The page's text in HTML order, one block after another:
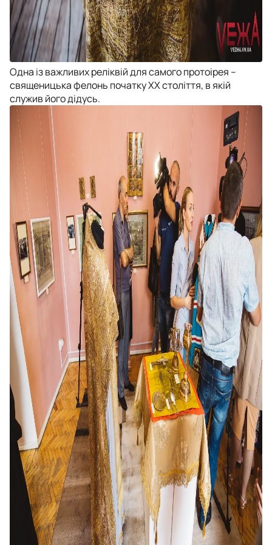
Одна із важливих реліквій для самого протоірея –
священицька фелонь початку ХХ століття, в якій
служив його дідусь.